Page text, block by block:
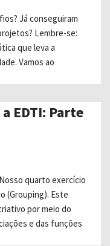
Já conseguiram
Lembre-se:
que leva a
Vamos ao
EDTI: Parte
quarto exercício
(Grouping). Este
por meio do
e das funções